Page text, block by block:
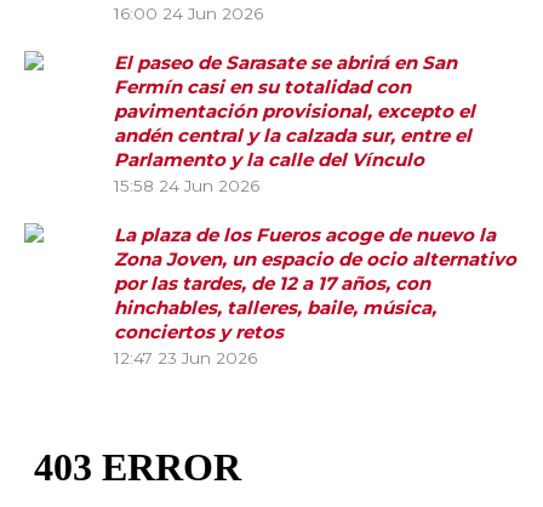
16:00 24 Jun 2026
El paseo de Sarasate se abrirá en San
Fermín casi en su totalidad con
pavimentación provisional, excepto el
andén central y la calzada sur, entre el
Parlamento y la calle del Vínculo
15:58 24 Jun 2026
La plaza de los Fueros acoge de nuevo la
Zona Joven, un espacio de ocio alternativo
por las tardes, de 12 a 17 años, con
hinchables, talleres, baile, música,
conciertos y retos
12:47 23 Jun 2026